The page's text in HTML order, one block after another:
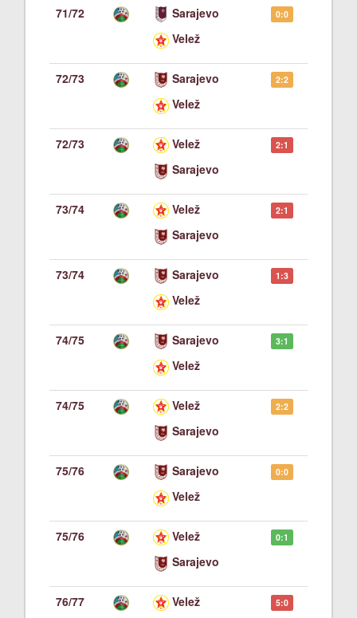
71/72
Sarajevo
Velež
0:0
72/73
Sarajevo
Velež
2:2
72/73
Velež
Sarajevo
2:1
73/74
Velež
Sarajevo
2:1
73/74
Sarajevo
Velež
1:3
74/75
Sarajevo
Velež
3:1
74/75
Velež
Sarajevo
2:2
75/76
Sarajevo
Velež
0:0
75/76
Velež
Sarajevo
0:1
76/77
Velež
5:0